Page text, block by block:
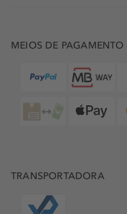
MEIOS DE PAGAMENTO
TRANSPORTADORA